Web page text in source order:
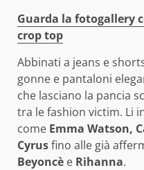
Guarda la fotogallery
crop top
Abbinati a jeans e
gonne e pantaloni
che lasciano la pancia
tra le fashion victim. Li
come Emma Watson,
Cyrusfino alle già
Beyoncè e Rihanna.